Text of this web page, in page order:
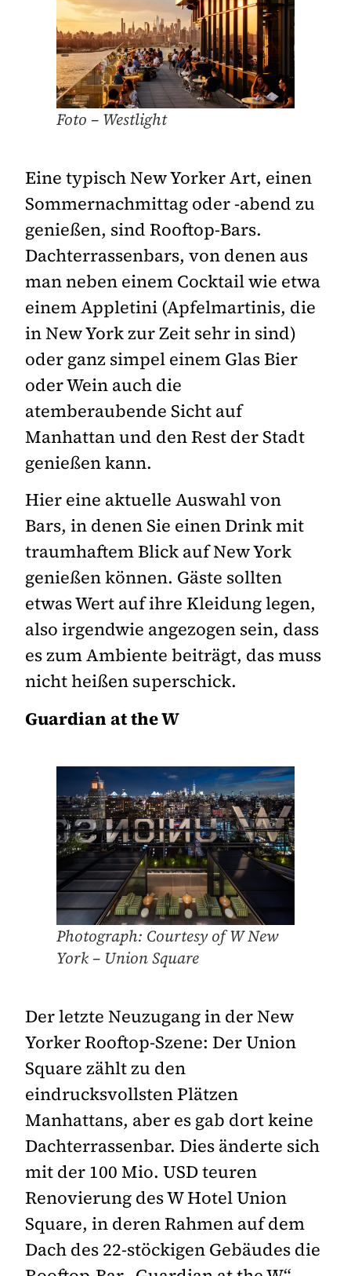
Foto – Westlight
Eine typisch New Yorker Art, einen
Sommernachmittag oder -abend zu
genießen, sind Rooftop-Bars.
Dachterrassenbars, von denen aus
man neben einem Cocktail wie etwa
einem Appletini (Apfelmartinis, die
in New York zur Zeit sehr in sind)
oder ganz simpel einem Glas Bier
oder Wein auch die
atemberaubende Sicht auf
Manhattan und den Rest der Stadt
genießen kann.
Hier eine aktuelle Auswahl von
Bars, in denen Sie einen Drink mit
traumhaftem Blick auf New York
genießen können. Gäste sollten
etwas Wert auf ihre Kleidung legen,
also irgendwie angezogen sein, dass
es zum Ambiente beiträgt, das muss
nicht heißen superschick.
Guardian at the W
Photograph: Courtesy of W New
York – Union Square
Der letzte Neuzugang in der New
Yorker Rooftop-Szene: Der Union
Square zählt zu den
eindrucksvollsten Plätzen
Manhattans, aber es gab dort keine
Dachterrassenbar. Dies änderte sich
mit der 100 Mio. USD teuren
Renovierung des W Hotel Union
Square, in deren Rahmen auf dem
Dach des 22-stöckigen Gebäudes die